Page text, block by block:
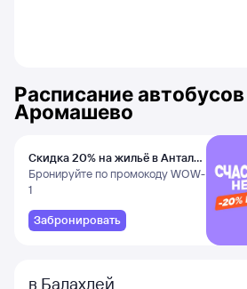
Расписание автобусов
Аромашево
Скидка 20% на жильё в Анталье
и Даламане
Бронируйте по промокоду WOW-
1
Забронировать
в Балахлей